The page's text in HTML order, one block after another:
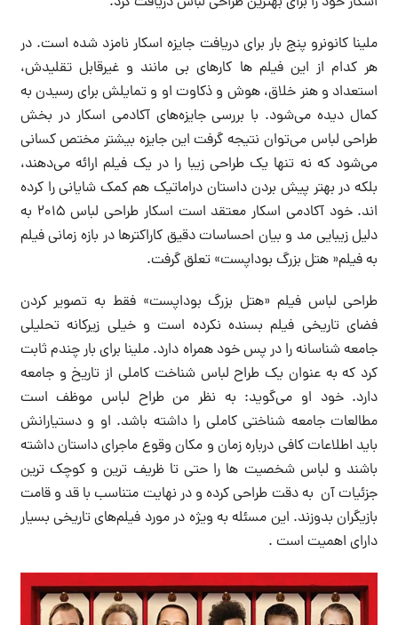
ملینا کانونرو پنج بار برای دریافت جایزه اسکار نامزد شده است. در
هر کدام از این فیلم ها کارهای بی مانند و غیرقابل تقلیدش،
استعداد و هنر خلاق، هوش و ذکاوت او و تمایلش برای رسیدن به
کمال دیده می‌شود. با بررسی جایزه‌های آکادمی اسکار در بخش
طراحی لباس می‌توان نتیجه گرفت این جایزه بیشتر مختص کسانی
می‌شود که نه تنها یک طراحی زیبا را در یک فیلم ارائه می‌دهند،
بلکه در بهتر پیش بردن داستان دراماتیک هم کمک شایانی را کرده
اند. خود آکادمی اسکار معتقد است اسکار طراحی لباس ۲۰۱۵ به
دلیل زیبایی مد و بیان احساسات دقیق کاراکترها در بازه زمانی فیلم
به فیلم« هتل بزرگ بوداپست» تعلق گرفت.
طراحی لباس فیلم «هتل بزرگ بوداپست» فقط به تصویر کردن
فضای تاریخی فیلم بسنده نکرده است و خیلی زیرکانه تحلیلی
جامعه شناسانه را در پس خود همراه دارد. ملینا برای بار چندم ثابت
کرد که به عنوان یک طراح لباس شناخت کاملی از تاریخ و جامعه
دارد. خود او می‌گوید: به نظر من طراح لباس موظف است
مطالعات جامعه شناختی کاملی را داشته باشد. او و دستیارانش
باید اطلاعات کافی درباره زمان و مکان وقوع ماجرای داستان داشته
باشند و لباس شخصیت ها را حتی تا ظریف ترین و کوچک ترین
جزئیات آن به دقت طراحی کرده و در نهایت متناسب با قد و قامت
بازیگران بدوزند. این مسئله به ویژه در مورد فیلم‌های تاریخی بسیار
دارای اهمیت است .